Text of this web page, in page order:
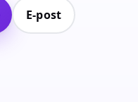
E‑post